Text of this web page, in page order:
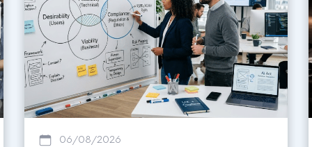
06/08/2026